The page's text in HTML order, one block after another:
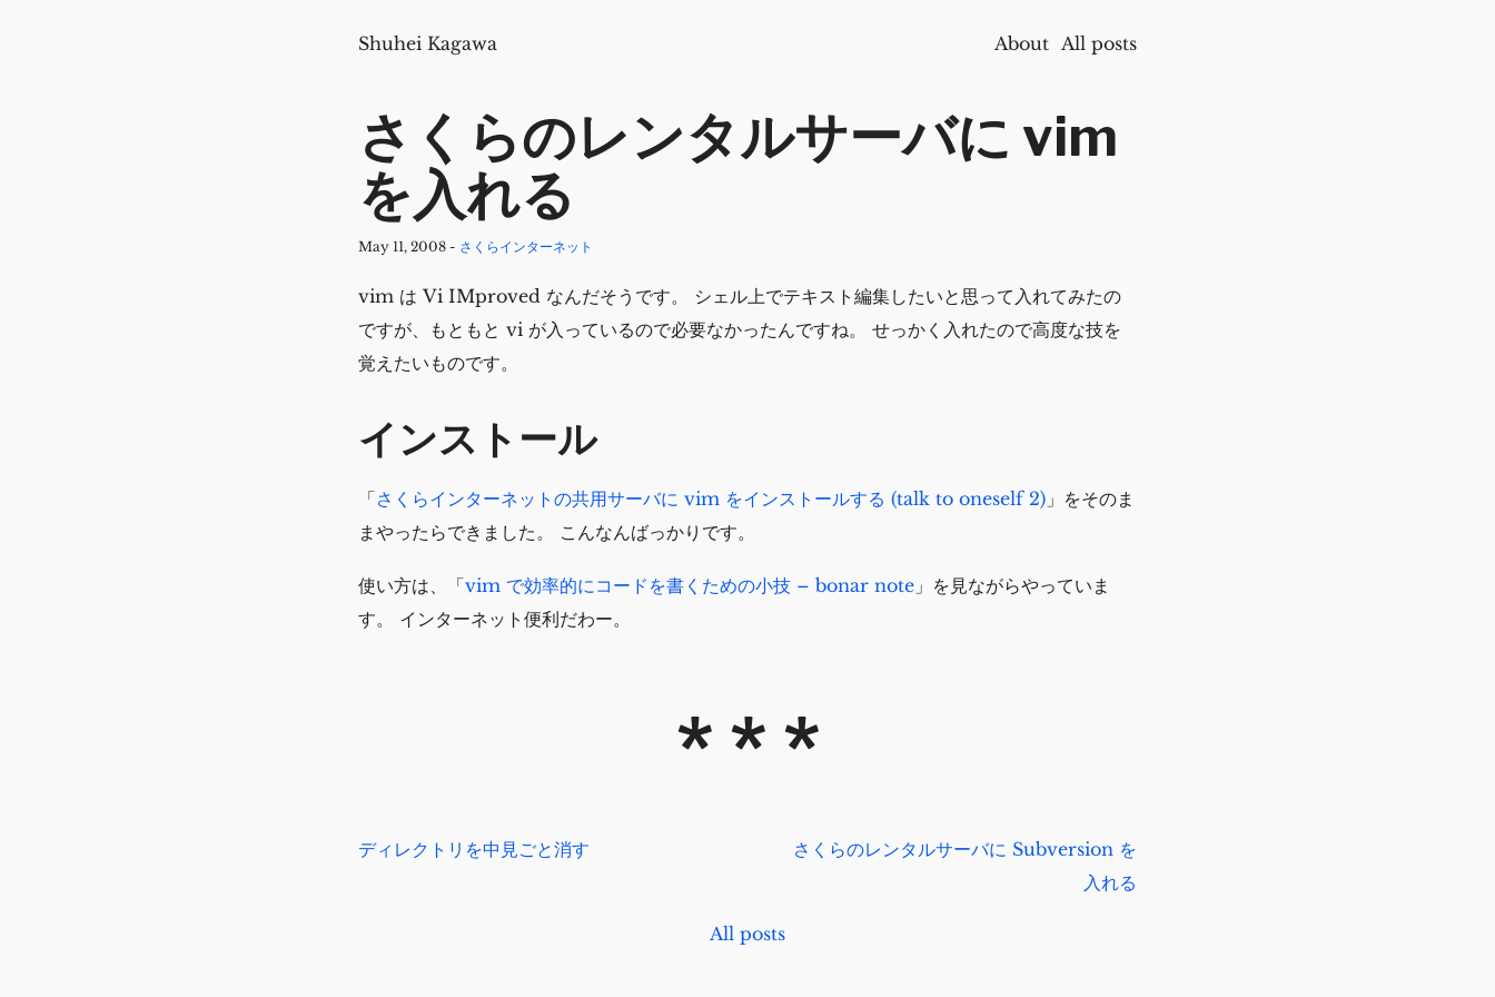
Shuhei Kagawa About All posts
さくらのレンタルサーバに vim
を入れる
May 11, 2008 - さくらインターネット
vim は Vi IMproved なんだそうです。 シェル上でテキスト編集したいと思って入れてみたの
ですが、もともと vi が入っているので必要なかったんですね。 せっかく入れたので高度な技を
覚えたいものです。
インストール
「さくらインターネットの共用サーバに vim をインストールする (talk to oneself 2) 」をそのま
まやったらできました。 こんなんばっかりです。
使い方は、「vim で効率的にコードを書くための小技 – bonar note 」を見ながらやっていま
す。 インターネット便利だわー。
ディレクトリを中見ごと消す
さくらのレンタルサーバに Subversion を
入れる
All posts